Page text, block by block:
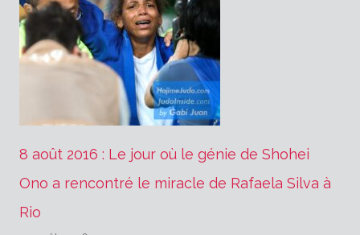
8 août 2016 : Le jour où le génie de Shohei
Ono a rencontré le miracle de Rafaela Silva à
Rio